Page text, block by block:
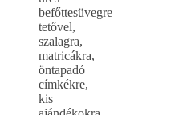
befőttesüvegre
tetővel,
szalagra,
matricákra,
öntapadó
címkékre,
kis